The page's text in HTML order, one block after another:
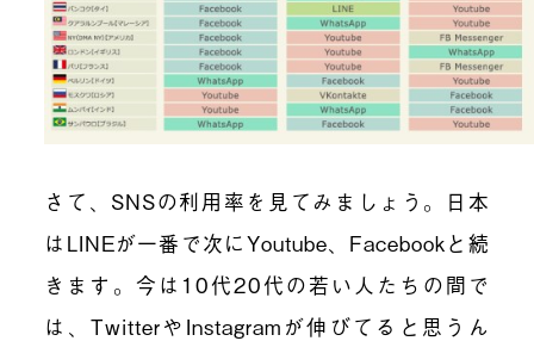
さて、SNSの利用率を見てみましょう。日本
はLINEが一番で次にYoutube、Facebookと続
きます。今は10代20代の若い人たちの間で
は、TwitterやInstagramが伸びてると思うん